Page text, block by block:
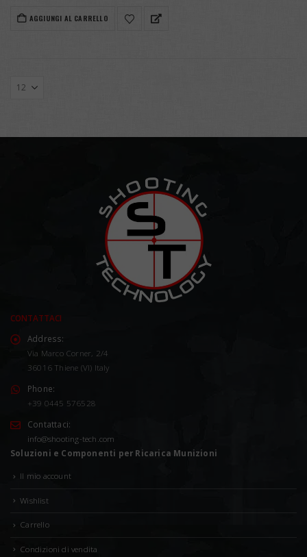
AGGIUNGI AL CARRELLO
CONTATTACI
Address:
Via Marco Corner, 2/4
36016 Thiene (VI) Italy
Phone:
+39 0445 576528
Contattaci:
info@shooting-tech.com
Soluzioni e Componenti per Ricarica Munizioni
Il mio account
Wishlist
Carrello
Condizioni di vendita